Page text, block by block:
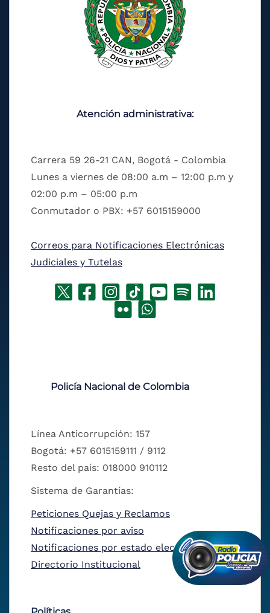
Atención administrativa:
Carrera 59 26-21 CAN, Bogotá - Colombia
Lunes a viernes de 08:00 a.m – 12:00 p.m y
02:00 p.m – 05:00 p.m
Conmutador o PBX: +57 6015159000
Correos para Notificaciones Electrónicas
Judiciales y Tutelas
Policía Nacional de Colombia
Línea Anticorrupción: 157
Bogotá: +57 6015159111 / 9112
Resto del país: 018000 910112
Sistema de Garantías:
Peticiones Quejas y Reclamos
Notificaciones por aviso
Notificaciones por estado electrónico
Directorio Institucional